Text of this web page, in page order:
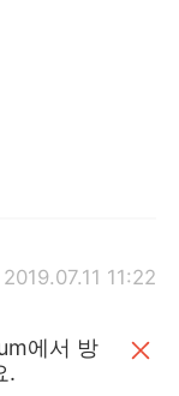
2019.07.11 11:22
에서 방
.